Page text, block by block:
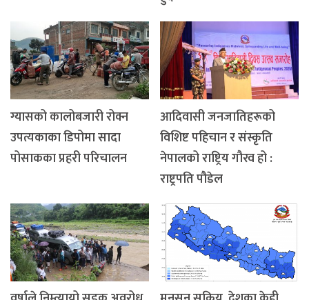
ग्यासको कालोबजारी रोक्न
उपत्यकाका डिपोमा सादा
पोसाकका प्रहरी परिचालन
आदिवासी जनजातिहरूको
विशिष्ट पहिचान र संस्कृति
नेपालको राष्ट्रिय गौरव हो :
राष्ट्रपति पौडेल